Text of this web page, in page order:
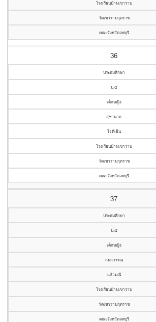
โรงเรียนบ้านเขาราบ
วัดเขาราบกุตราช
คณะจังหวัดลพบุรี
36
ประถมศึกษา
ป.๕
เด็กหญิง
สุชานาถ
ใจดีเย็น
โรงเรียนบ้านเขาราบ
วัดเขาราบกุตราช
คณะจังหวัดลพบุรี
37
ประถมศึกษา
ป.๕
เด็กหญิง
กนกวรรณ
แก้วมณี
โรงเรียนบ้านเขาราบ
วัดเขาราบกุตราช
คณะจังหวัดลพบุรี